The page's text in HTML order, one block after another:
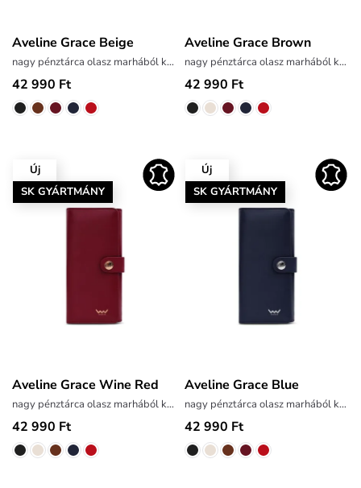
Aveline Grace Beige
nagy pénztárca olasz marhából készült bőrből
42 990 Ft
Aveline Grace Brown
nagy pénztárca olasz marhából készült bőrből
42 990 Ft
Új
SK GYÁRTMÁNY
Aveline Grace Wine Red
nagy pénztárca olasz marhából készült bőrből
42 990 Ft
Új
SK GYÁRTMÁNY
Aveline Grace Blue
nagy pénztárca olasz marhából készült bőrből
42 990 Ft